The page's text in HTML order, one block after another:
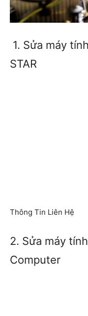
1. Sửa máy
STAR
Thông Tin Liên Hệ
2. Sửa máy
Computer